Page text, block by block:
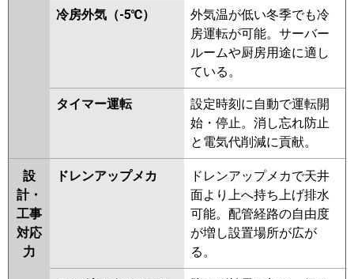
PA-P56F7SGN PA-P56F7SG PA-
P56F6SGNB PA-P56F6SGB PA-
PA-P56F6SGN
冷房外気（-5℃）
外気温が低い冬季でも冷
房運転が可能。サーバー
ルームや厨房用途に適し
ている。
タイマー運転
設定時刻に自動で運転開
始・停止。消し忘れ防止
と電気代削減に貢献。
設
計・
工事
対応
力
ドレンアップメカ
ドレンアップメカで天井
面より上へ持ち上げ排水
可能。配管経路の自由度
が増し設置場所が広が
る。